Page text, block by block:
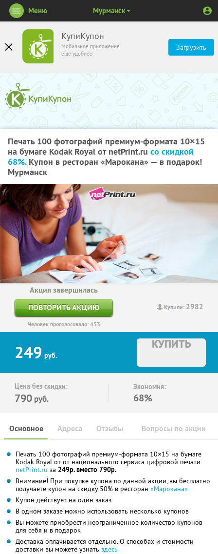
КупиКупон
Мобильное приложение
ещё удобнее
Загрузить
Меню Мурманск
Печать 100 фотографий премиум-формата 10×15
на бумаге Kodak Royal от netPrint.ru со скидкой
68%.Купон в ресторан «Марокана» — в подарок!
Мурманск
Купили: 2982
Акция завершилась
ПОВТОРИТЬ АКЦИЮ
Человек проголосовало: 453
249 руб.
КУПИТЬ
Цена без скидки:
790 руб.
Экономия:
68%
Основное Отзывы Вопросы по акции
Адреса
Печать 100 фотографий премиум-формата 10×15 на бумаге
Kodak Royal от от национального сервиса цифровой печати
netPrint.ru за 249р. вместо 790р.
Внимание! При покупке купона по данной акции, вы бесплатно
получаете купон на скидку 50% в ресторан «Марокана»
Купон действует на один заказ
В одном заказе можно использовать несколько купонов
Вы можете приобрести неограниченное количество купонов
для себя и в подарок
Доставка оплачивается отдельно. О способах и стоимости
доставки вы можете узнать здесь